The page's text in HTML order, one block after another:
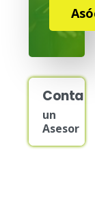
un
Asesor